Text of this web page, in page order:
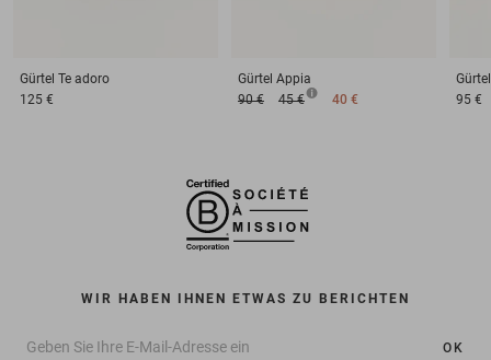
Gürtel Te adoro
125 €
Gürtel Appia
90 €
45 € 40 €
Gürtel
95 €
WIR HABEN IHNEN ETWAS ZU BERICHTEN
OK